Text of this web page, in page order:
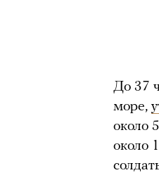
До 37
море,
около
около